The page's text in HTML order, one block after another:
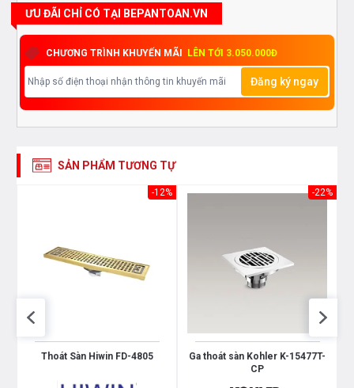
ƯU ĐÃI CHỈ CÓ TẠI BEPANTOAN.VN
CHƯƠNG TRÌNH KHUYẾN MÃI LÊN TỚI 3.050.000Đ
Đăng ký ngay
SẢN PHẨM TƯƠNG TỰ
-12%
Thoát Sàn Hiwin FD-4805
-22%
Ga thoát sàn Kohler K-15477T-
CP